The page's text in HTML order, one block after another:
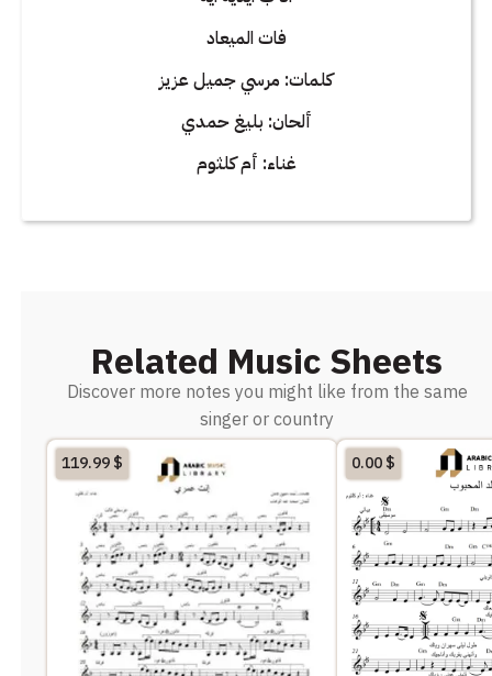
فات الميعاد
كلمات: مرسي جميل عزيز
ألحان: بليغ حمدي
غناء: أم كلثوم
Related Music Sheets
Discover more notes you might like from the same
singer or country
119.99$ 0.00$